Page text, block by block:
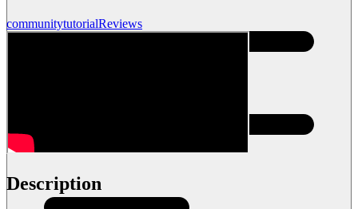
communitytutorialReviews
Description